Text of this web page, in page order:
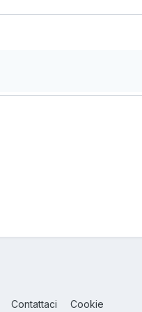
Contattaci Cookie